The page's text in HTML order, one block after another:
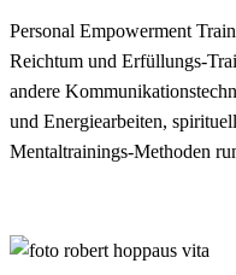
Personal Empowerment
Reichtum und Erfüllungs-
andere
und Energiearbeiten,
Mentaltrainings-Methoden